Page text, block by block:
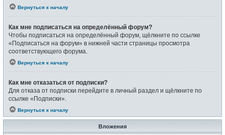
Вернуться к началу
Как мне подписаться на определённый форум?
Чтобы подписаться на определённый форум, щёлкните по ссылке
«Подписаться на форум» в нижней части страницы просмотра
соответствующего форума.
Вернуться к началу
Как мне отказаться от подписки?
Для отказа от подписки перейдите в личный раздел и щёлкните по
ссылке «Подписки».
Вернуться к началу
Вложения